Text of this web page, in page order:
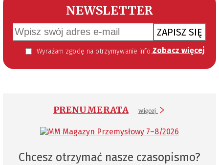
NEWSLETTER
ZAPISZ SIĘ
Wyrażam zgodę na otrzymywanie informacji handlowej kierowanej do mnie za pomocą środków komunikacji elektronicznej w szczególności poczty elektronicznej zgodnie z przepisem art. 10 ust 2 ustawy z dnia 18 lipca 2002 roku o świadczeniu usług drogą elektroniczną (Dz. U. 144 z 2002 r. poz. 1204). Zgoda jest dobrowolna, jednak jej wyrażenie jest konieczne, aby otrzymywać newsletter. Zobacz więcej
PRENUMERATA więcej
Chcesz otrzymać nasze czasopismo?